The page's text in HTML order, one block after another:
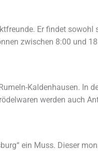
Er findet
zwischen 8:00 und
Kaldenhausen. In
werden auch
ein Muss. Dieser